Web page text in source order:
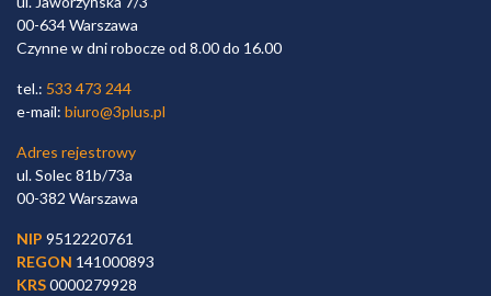
00-634 Warszawa
Czynne w dni robocze od 8.00 do 16.00
tel.: 533 473 244
e-mail: biuro@3plus.pl
Adres rejestrowy
ul. Solec 81b/73a
00-382 Warszawa
NIP 9512220761
REGON 141000893
KRS0000279928